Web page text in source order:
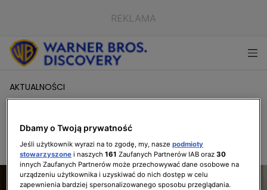
AKTUALNOŚCI
wiosennego spotu!
23.04.2018, 15:17
Dbamy o Twoją prywatność
Jeśli użytkownik wyrazi na to zgodę, my, naszepodmioty
stowarzyszone i naszych161 Zaufanych Partnerów IAB oraz30
innych Zaufanych Partnerów może przechowywać dane osobowe na
urządzeniu użytkownika i uzyskiwać do nich dostęp w celu
zapewnienia bardziej spersonalizowanego sposobu przeglądania.